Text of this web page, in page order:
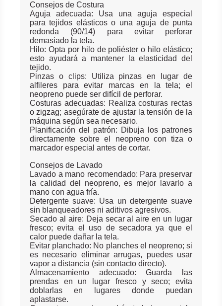
Consejos de Costura
Aguja adecuada: Usa una aguja especial
para tejidos elásticos o una aguja de punta
redonda (90/14) para evitar perforar
demasiado la tela.
Hilo: Opta por hilo de poliéster o hilo elástico;
esto ayudará a mantener la elasticidad del
tejido.
Pinzas o clips: Utiliza pinzas en lugar de
alfileres para evitar marcas en la tela; el
neopreno puede ser difícil de perforar.
Costuras adecuadas: Realiza costuras rectas
o zigzag; asegúrate de ajustar la tensión de la
máquina según sea necesario.
Planificación del patrón: Dibuja los patrones
directamente sobre el neopreno con tiza o
marcador especial antes de cortar.
Consejos de Lavado
Lavado a mano recomendado: Para preservar
la calidad del neopreno, es mejor lavarlo a
mano con agua fría.
Detergente suave: Usa un detergente suave
sin blanqueadores ni aditivos agresivos.
Secado al aire: Deja secar al aire en un lugar
fresco; evita el uso de secadora ya que el
calor puede dañar la tela.
Evitar planchado: No planches el neopreno; si
es necesario eliminar arrugas, puedes usar
vapor a distancia (sin contacto directo).
Almacenamiento adecuado: Guarda las
prendas en un lugar fresco y seco; evita
doblarlas en lugares donde puedan
aplastarse.